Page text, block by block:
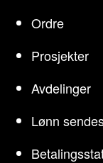
Ordre
Prosjekter
Avdelinger
Lønn